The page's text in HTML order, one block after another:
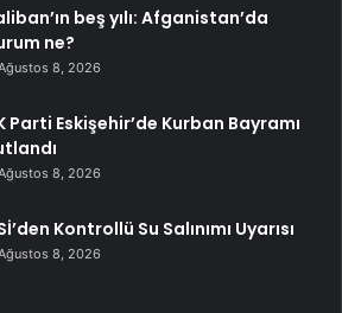
beş yılı: Afganistan’da
ne?
8, 2026
Parti Eskişehir’de Kurban Bayramı
8, 2026
Kontrollü Su Salınımı Uyarısı
8, 2026